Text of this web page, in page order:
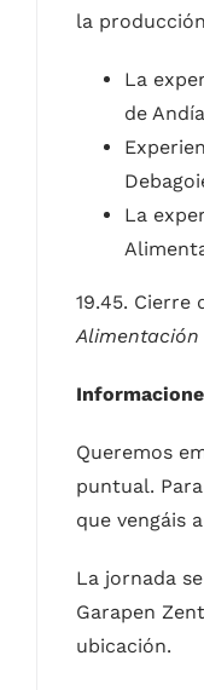
la
La
de
La
19.45. Cierre
Queremos
puntual.
que vengáis
La jornada
Garapen
ubicación.